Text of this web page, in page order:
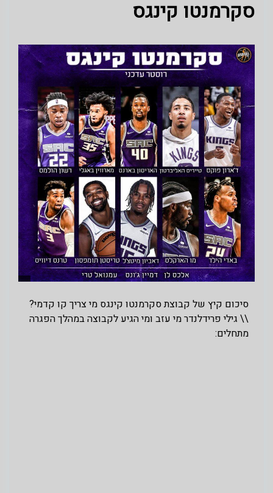
סקרמנטו קינגס
סיכום קיץ של קבוצת סקרמנטו קינגס מי צריך קו קדמי?
\\ גילי פרידלנדר מי עזב ומי הגיע לקבוצה במהלך הפגרה
מתחלים: